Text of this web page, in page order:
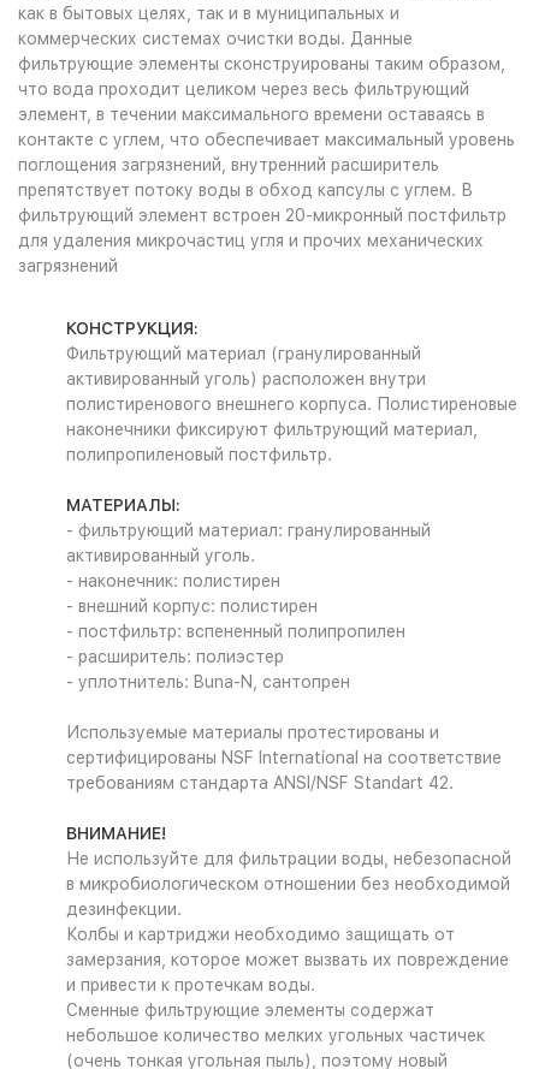
как в бытовых целях, так и в муниципальных и
коммерческих системах очистки воды. Данные
фильтрующие элементы сконструированы таким образом,
что вода проходит целиком через весь фильтрующий
элемент, в течении максимального времени оставаясь в
контакте с углем, что обеспечивает максимальный уровень
поглощения загрязнений, внутренний расширитель
препятствует потоку воды в обход капсулы с углем. В
фильтрующий элемент встроен 20-микронный постфильтр
для удаления микрочастиц угля и прочих механических
загрязнений
КОНСТРУКЦИЯ:
Фильтрующий материал (гранулированный
активированный уголь) расположен внутри
полистиренового внешнего корпуса. Полистиреновые
наконечники фиксируют фильтрующий материал,
полипропиленовый постфильтр.
МАТЕРИАЛЫ:
- фильтрующий материал: гранулированный
активированный уголь.
- наконечник: полистирен
- внешний корпус: полистирен
- постфильтр: вспененный полипропилен
- расширитель: полиэстер
- уплотнитель: Buna-N, сантопрен
Используемые материалы протестированы и
сертифицированы NSF International на соответствие
требованиям стандарта ANSI/NSF Standart 42.
ВНИМАНИЕ!
Не используйте для фильтрации воды, небезопасной
в микробиологическом отношении без необходимой
дезинфекции.
Колбы и картриджи необходимо защищать от
замерзания, которое может вызвать их повреждение
и привести к протечкам воды.
Сменные фильтрующие элементы содержат
небольшое количество мелких угольных частичек
(очень тонкая угольная пыль), поэтому новый